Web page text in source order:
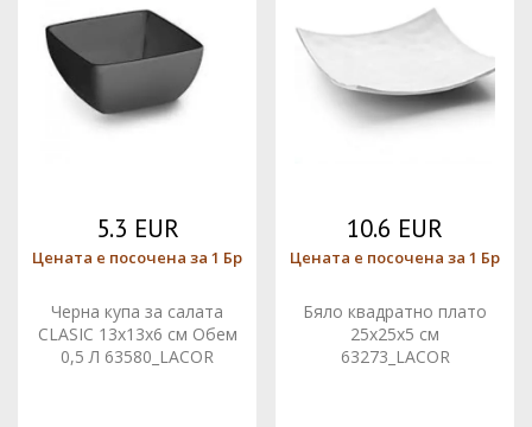
5.3 EUR
Цената е посочена за 1 Бр
Черна купа за салата
CLASIC 13x13x6 см Обем
0,5 Л 63580_LACOR
10.6 EUR
Цената е посочена за 1 Бр
Бяло квадратно плато
25x25x5 см
63273_LACOR